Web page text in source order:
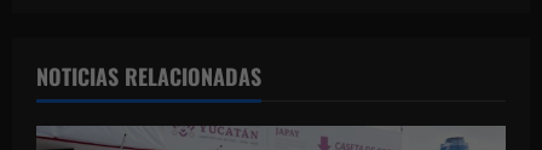
c
i
NOTICIAS RELACIONADAS